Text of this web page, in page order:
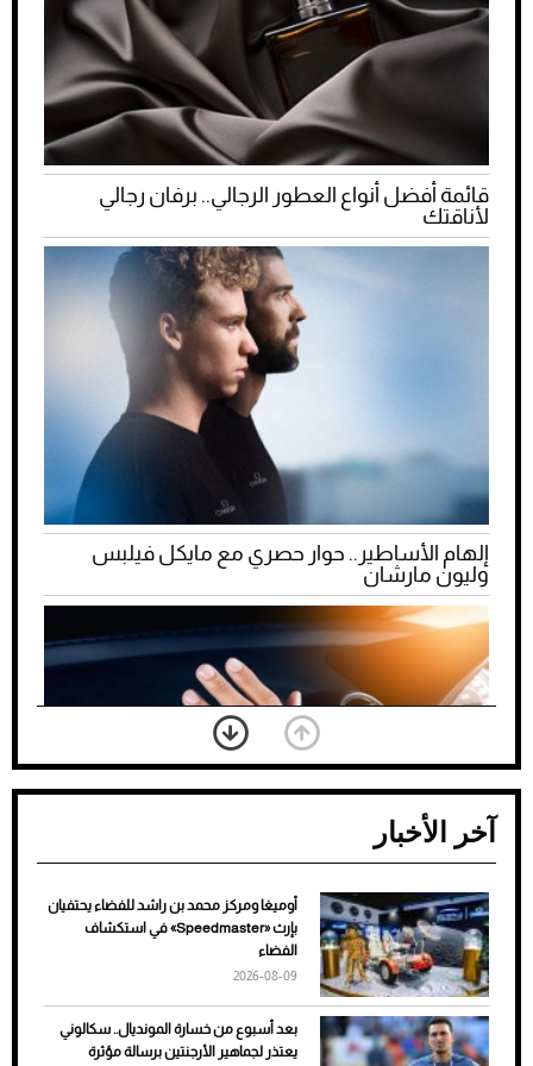
قائمة أفضل أنواع العطور الرجالي.. برفان رجالي
لأناقتك
إلهام الأساطير.. حوار حصري مع مايكل فيلبس
وليون مارشان
ضعف تبريد مكيف السيارة عند الوقوف.. أشهر
الأسباب والحلول
آخر الأخبار
أوميغا ومركز محمد بن راشد للفضاء يحتفيان
بإرث «Speedmaster» في استكشاف
الفضاء
2026-08-09
بعد أسبوع من خسارة المونديال.. سكالوني
يعتذر لجماهير الأرجنتين برسالة مؤثرة